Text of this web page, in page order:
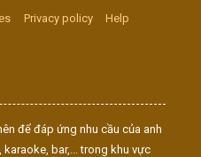
Privacy policy
Help
để đáp ứng nhu cầu của anh
bar,... trong khu vực